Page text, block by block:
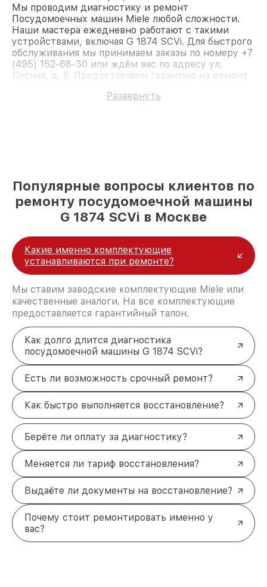
Мы проводим диагностику и ремонт
Посудомоечных машин Miele любой сложности.
Наши мастера ежедневно работают с такими
устройствами, включая G 1874 SCVi. Для быстрого
обслуживания мы принимаем заказы по номеру +7
(495) 152-68-30 или ждём вас по адресу ул.
Лесная, д. 5. Предоставляем гарантию на ремонт
Развернуть
Популярные вопросы клиентов по
ремонту посудомоечной машины
G 1874 SCVi в Москве
Какие именно комплектующие
устанавливаются при ремонте?
Мы ставим заводские комплектующие Miele или
качественные аналоги. На все комплектующие
предоставляется гарантийный талон.
Как долго длится диагностика
посудомоечной машины G 1874 SCVi?
Есть ли возможность срочный ремонт?
Как быстро выполняется восстановление?
Берёте ли оплату за диагностику?
Меняется ли тариф восстановления?
Выдаёте ли документы на восстановление?
Почему стоит ремонтировать именно у
вас?